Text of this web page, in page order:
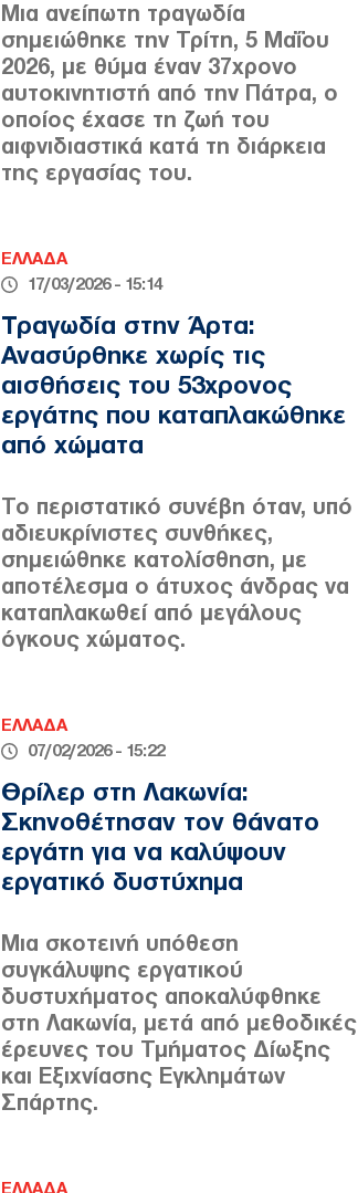
Μια ανείπωτη τραγωδία
σημειώθηκε την Τρίτη, 5 Μαΐου
2026, με θύμα έναν 37χρονο
αυτοκινητιστή από την Πάτρα, ο
οποίος έχασε τη ζωή του
αιφνιδιαστικά κατά τη διάρκεια
της εργασίας του.
ΕΛΛΑΔΑ
17/03/2026 - 15:14
Τραγωδία στην Άρτα:
Ανασύρθηκε χωρίς τις
αισθήσεις του 53χρονος
εργάτης που καταπλακώθηκε
από χώματα
Το περιστατικό συνέβη όταν, υπό
αδιευκρίνιστες συνθήκες,
σημειώθηκε κατολίσθηση, με
αποτέλεσμα ο άτυχος άνδρας να
καταπλακωθεί από μεγάλους
όγκους χώματος.
ΕΛΛΑΔΑ
07/02/2026 - 15:22
Θρίλερ στη Λακωνία:
Σκηνοθέτησαν τον θάνατο
εργάτη για να καλύψουν
εργατικό δυστύχημα
Μια σκοτεινή υπόθεση
συγκάλυψης εργατικού
δυστυχήματος αποκαλύφθηκε
στη Λακωνία, μετά από μεθοδικές
έρευνες του Τμήματος Δίωξης
και Εξιχνίασης Εγκλημάτων
Σπάρτης.
ΕΛΛΑΔΑ